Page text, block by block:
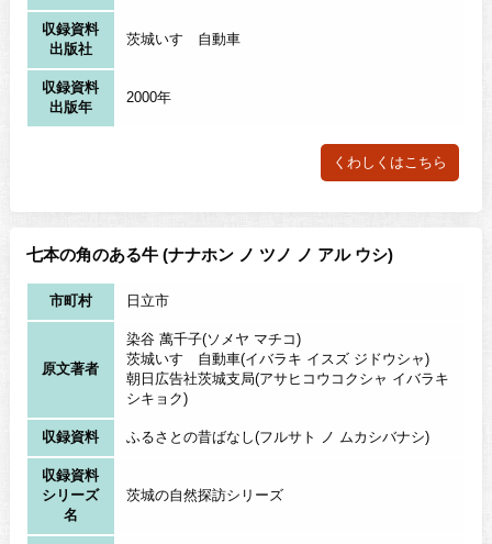
収録資料
出版社
茨城いすゞ自動車
収録資料
出版年
2000年
くわしくはこちら
七本の角のある牛 (ナナホン ノ ツノ ノ アル ウシ)
市町村 日立市
原文著者
染谷 萬千子(ソメヤ マチコ)
茨城いすゞ自動車(イバラキ イスズ ジドウシャ)
朝日広告社茨城支局(アサヒコウコクシャ イバラキ
シキョク)
収録資料 ふるさとの昔ばなし(フルサト ノ ムカシバナシ)
収録資料
シリーズ
名
茨城の自然探訪シリーズ